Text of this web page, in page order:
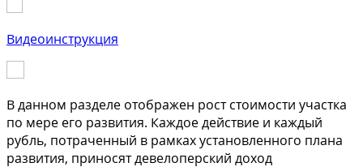
Видеоинструкция
В данном разделе отображен рост стоимости участка
по мере его развития. Каждое действие и каждый
рубль, потраченный в рамках установленного плана
развития, приносят девелоперский доход